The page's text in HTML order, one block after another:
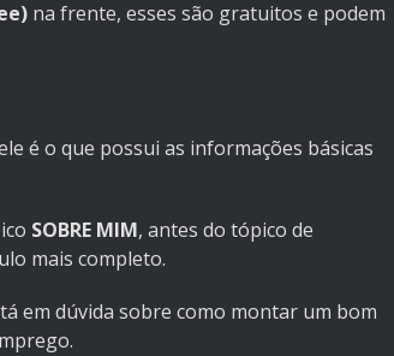
na frente, esses são gratuitos e podem
é o que possui as informações básicas
SOBRE MIM, antes do tópico de
mais completo.
em dúvida sobre como montar um bom